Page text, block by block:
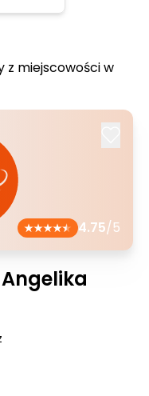
z miejscowości w
4.75/5